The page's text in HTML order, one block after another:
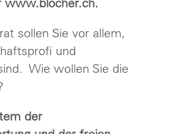
sollen Sie vor allem,
und
Wie wollen Sie die
der